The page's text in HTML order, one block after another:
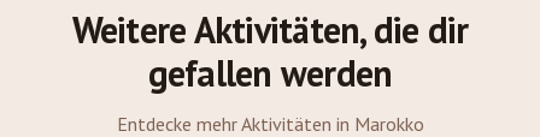
Weitere Aktivitäten, die dir
gefallen werden
Entdecke mehr Aktivitäten in Marokko